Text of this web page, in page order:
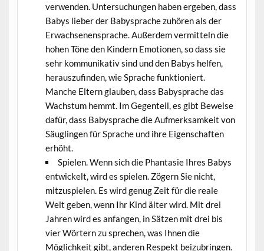
verwenden. Untersuchungen haben ergeben, dass
Babys lieber der Babysprache zuhören als der
Erwachsenensprache. Außerdem vermitteln die
hohen Töne den Kindern Emotionen, so dass sie
sehr kommunikativ sind und den Babys helfen,
herauszufinden, wie Sprache funktioniert.
Manche Eltern glauben, dass Babysprache das
Wachstum hemmt. Im Gegenteil, es gibt Beweise
dafür, dass Babysprache die Aufmerksamkeit von
Säuglingen für Sprache und ihre Eigenschaften
erhöht.
Spielen. Wenn sich die Phantasie Ihres Babys
entwickelt, wird es spielen. Zögern Sie nicht,
mitzuspielen. Es wird genug Zeit für die reale
Welt geben, wenn Ihr Kind älter wird. Mit drei
Jahren wird es anfangen, in Sätzen mit drei bis
vier Wörtern zu sprechen, was Ihnen die
Möglichkeit gibt, anderen Respekt beizubringen.